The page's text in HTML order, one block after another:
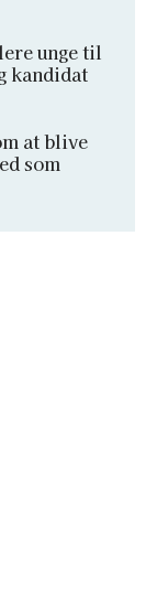
unge til
kandidat
at blive
som